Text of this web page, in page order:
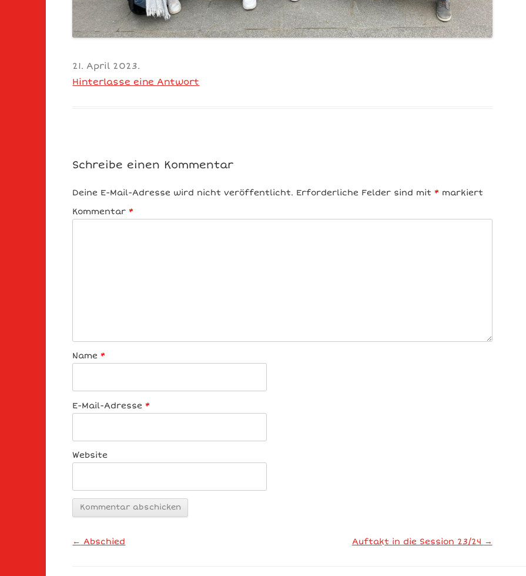
21. April 2023.
Hinterlasse eine Antwort
Schreibe einen Kommentar
Deine E-Mail-Adresse wird nicht veröffentlicht. Erforderliche Felder sind mit* markiert
Kommentar*
Name*
E-Mail-Adresse*
Website
Artikel-Navigation
← Abschied Auftakt in die Session 23/24 →